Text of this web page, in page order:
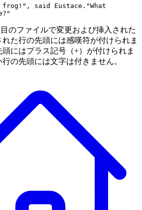
said Eustace."What
のファイルで変更および挿入された
た行の先頭には感嘆符が付けられま
にはプラス記号（+）が付けられま
の先頭には文字は付きません。